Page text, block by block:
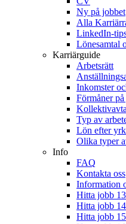
Ny på jobbet
Alla
LinkedIn-
Lönesamtal
Karriärguide
Arbetsrätt
Inkomster
Förmåner
Typ av
Lön efter
Olika typer
Info
FAQ
Kontakta oss
Information
Hitta jobb
Hitta jobb
Hitta jobb